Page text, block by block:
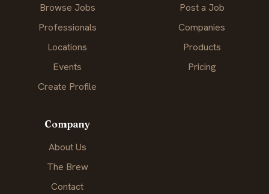
Browse Jobs
Professionals
Locations
Events
Create Profile
Post a Job
Companies
Products
Pricing
Company
About Us
The Brew
Contact